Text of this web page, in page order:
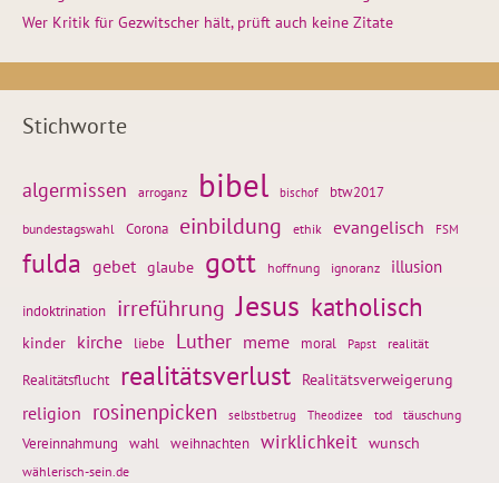
Wer Kritik für Gezwitscher hält, prüft auch keine Zitate
Stichworte
algermissen arroganz bibel bischof btw2017
bundestagswahl Corona einbildung ethik evangelisch FSM
fulda gebet glaube gott hoffnung ignoranz illusion
indoktrination irreführung Jesus katholisch
kinder kirche liebe Luther meme moral Papst realität
Realitätsflucht realitätsverlust Realitätsverweigerung
religion rosinenpicken selbstbetrug Theodizee tod täuschung
Vereinnahmung wahl weihnachten wirklichkeit wunsch
wählerisch-sein.de